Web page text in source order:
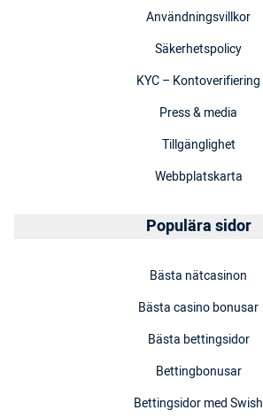
Användningsvillkor
Säkerhetspolicy
KYC – Kontoverifiering
Press & media
Tillgänglighet
Webbplatskarta
Populära sidor
Bästa nätcasinon
Bästa casino bonusar
Bästa bettingsidor
Bettingbonusar
Bettingsidor med Swish